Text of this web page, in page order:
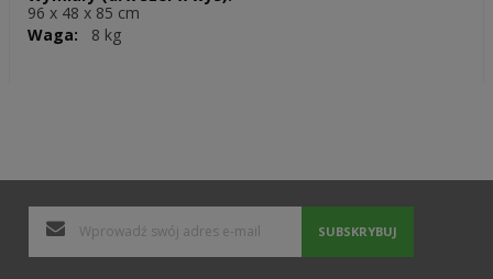
96 x 48 x 85 cm
8 kg
SUBSKRYBUJ